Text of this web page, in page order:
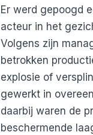
Er werd gepoogd
acteur in het
Volgens zijn
betrokken
explosie of
gewerkt in
daarbij waren de
beschermende